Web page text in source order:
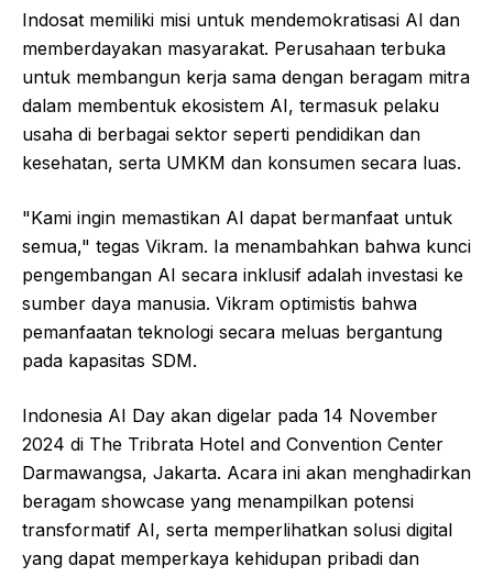
Indosat memiliki misi untuk mendemokratisasi AI dan
memberdayakan masyarakat. Perusahaan terbuka
untuk membangun kerja sama dengan beragam mitra
dalam membentuk ekosistem AI, termasuk pelaku
usaha di berbagai sektor seperti pendidikan dan
kesehatan, serta UMKM dan konsumen secara luas.
"Kami ingin memastikan AI dapat bermanfaat untuk
semua," tegas Vikram. Ia menambahkan bahwa kunci
pengembangan AI secara inklusif adalah investasi ke
sumber daya manusia. Vikram optimistis bahwa
pemanfaatan teknologi secara meluas bergantung
pada kapasitas SDM.
Indonesia AI Day akan digelar pada 14 November
2024 di The Tribrata Hotel and Convention Center
Darmawangsa, Jakarta. Acara ini akan menghadirkan
beragam showcase yang menampilkan potensi
transformatif AI, serta memperlihatkan solusi digital
yang dapat memperkaya kehidupan pribadi dan